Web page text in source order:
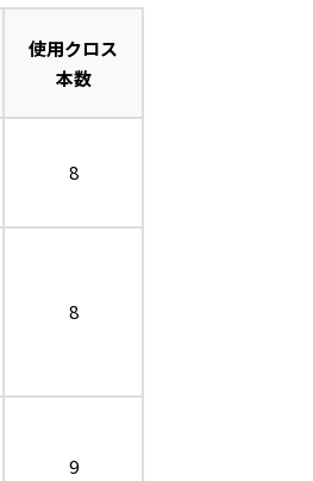
使用クロス
本数
8
8
9